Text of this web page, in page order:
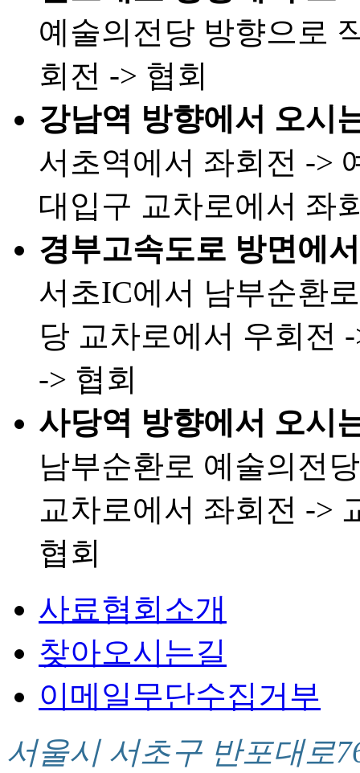
예술의전당 방향으로
회전 -> 협회
강남역 방향에서 오시
서초역에서 좌회전 ->
대입구 교차로에서 좌
경부고속도로 방면에
서초IC에서 남부순환
당 교차로에서 우회전
-> 협회
사당역 방향에서 오시
남부순환로 예술의전
교차로에서 좌회전 ->
협회
사료협회소개
찾아오시는길
이메일무단수집거부
서울시 서초구 반포대로